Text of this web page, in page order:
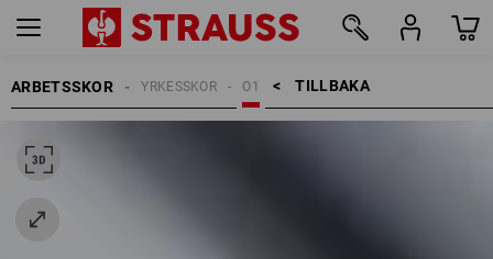
ARBETSSKOR TILLBAKA    >
O1
YRKESSKOR